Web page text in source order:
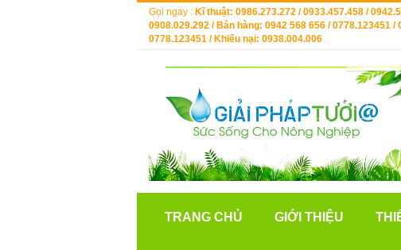
Gọi ngay : Kĩ thuật: 0986.273.272 / 0933.457.458 /
0908.029.292 / Bán hàng: 0942 568 656 / 0778.123451 /
0778.123451 / Khiếu nại: 0938.004.006
TRANG CHỦ GIỚI THIỆU